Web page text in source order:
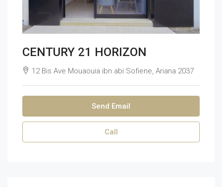
CENTURY 21 HORIZON
12 Bis Ave Mouaouia ibn abi Sofiene, Ariana 2037
Send Email
Call